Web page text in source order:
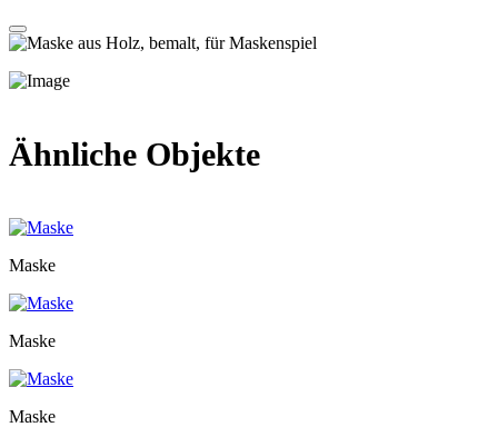
Ähnliche Objekte
Maske
Maske
Maske